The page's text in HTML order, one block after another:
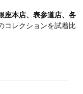
座本店、表参道店、各
コレクションを試着比